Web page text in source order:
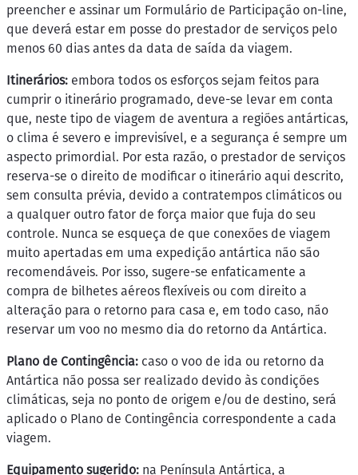
preencher e assinar um Formulário de Participação on-line,
que deverá estar em posse do prestador de serviços pelo
menos 60 dias antes da data de saída da viagem.
Itinerários: embora todos os esforços sejam feitos para
cumprir o itinerário programado, deve-se levar em conta
que, neste tipo de viagem de aventura a regiões antárticas,
o clima é severo e imprevisível, e a segurança é sempre um
aspecto primordial. Por esta razão, o prestador de serviços
reserva-se o direito de modificar o itinerário aqui descrito,
sem consulta prévia, devido a contratempos climáticos ou
a qualquer outro fator de força maior que fuja do seu
controle. Nunca se esqueça de que conexões de viagem
muito apertadas em uma expedição antártica não são
recomendáveis. Por isso, sugere-se enfaticamente a
compra de bilhetes aéreos flexíveis ou com direito a
alteração para o retorno para casa e, em todo caso, não
reservar um voo no mesmo dia do retorno da Antártica.
Plano de Contingência: caso o voo de ida ou retorno da
Antártica não possa ser realizado devido às condições
climáticas, seja no ponto de origem e/ou de destino, será
aplicado o Plano de Contingência correspondente a cada
viagem.
Equipamento sugerido: na Península Antártica, a